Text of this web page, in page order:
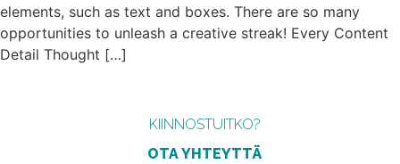
elements, such as text and boxes. There are so many
opportunities to unleash a creative streak! Every Content
Detail Thought […]
KIINNOSTUITKO?
OTA YHTEYTTÄ